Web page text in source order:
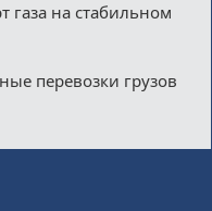
газа на стабильном
перевозки грузов